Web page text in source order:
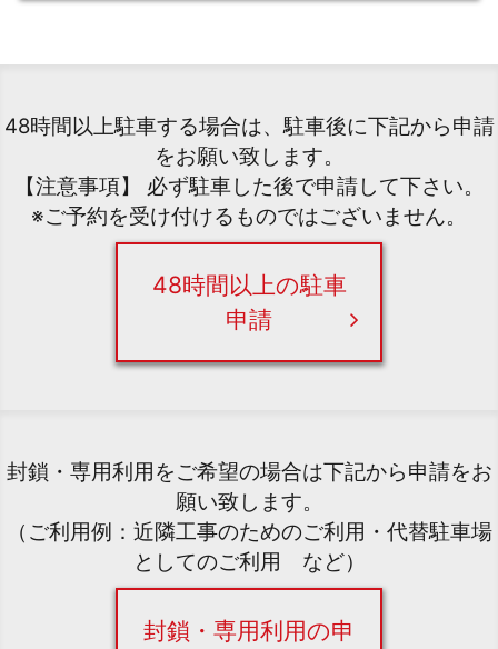
48時間以上駐車する場合は、駐車後に下記から申請
をお願い致します。
【注意事項】 必ず駐車した後で申請して下さい。
※ご予約を受け付けるものではございません。
48時間以上の駐車
申請
封鎖・専用利用をご希望の場合は下記から申請をお
願い致します。
（ご利用例：近隣工事のためのご利用・代替駐車場
としてのご利用 など）
封鎖・専用利用の申